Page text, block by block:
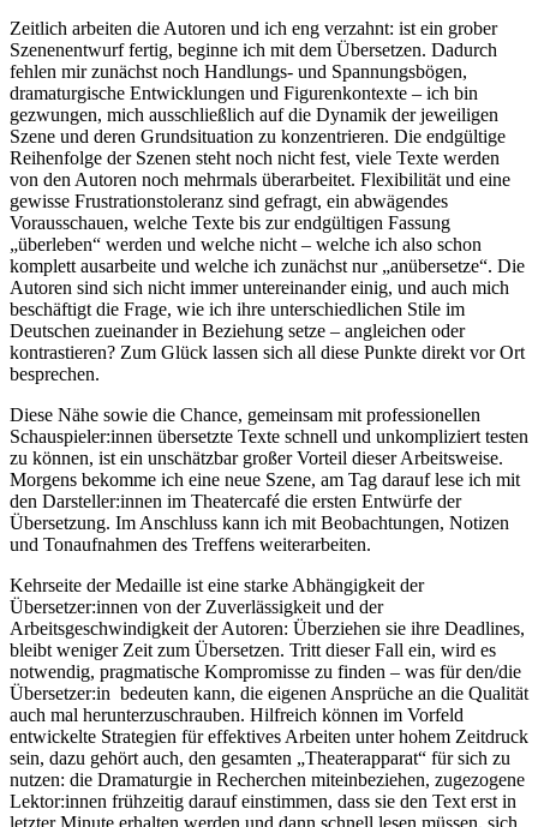
Zeitlich arbeiten die Autoren und ich eng verzahnt: ist ein grober
Szenenentwurf fertig, beginne ich mit dem Übersetzen. Dadurch
fehlen mir zunächst noch Handlungs- und Spannungsbögen,
dramaturgische Entwicklungen und Figurenkontexte – ich bin
gezwungen, mich ausschließlich auf die Dynamik der jeweiligen
Szene und deren Grundsituation zu konzentrieren. Die endgültige
Reihenfolge der Szenen steht noch nicht fest, viele Texte werden
von den Autoren noch mehrmals überarbeitet. Flexibilität und eine
gewisse Frustrationstoleranz sind gefragt, ein abwägendes
Vorausschauen, welche Texte bis zur endgültigen Fassung
„überleben“ werden und welche nicht – welche ich also schon
komplett ausarbeite und welche ich zunächst nur „anübersetze“. Die
Autoren sind sich nicht immer untereinander einig, und auch mich
beschäftigt die Frage, wie ich ihre unterschiedlichen Stile im
Deutschen zueinander in Beziehung setze – angleichen oder
kontrastieren? Zum Glück lassen sich all diese Punkte direkt vor Ort
besprechen.
Diese Nähe sowie die Chance, gemeinsam mit professionellen
Schauspieler:innen übersetzte Texte schnell und unkompliziert testen
zu können, ist ein unschätzbar großer Vorteil dieser Arbeitsweise.
Morgens bekomme ich eine neue Szene, am Tag darauf lese ich mit
den Darsteller:innen im Theatercafé die ersten Entwürfe der
Übersetzung. Im Anschluss kann ich mit Beobachtungen, Notizen
und Tonaufnahmen des Treffens weiterarbeiten.
Kehrseite der Medaille ist eine starke Abhängigkeit der
Übersetzer:innen von der Zuverlässigkeit und der
Arbeitsgeschwindigkeit der Autoren: Überziehen sie ihre Deadlines,
bleibt weniger Zeit zum Übersetzen. Tritt dieser Fall ein, wird es
notwendig, pragmatische Kompromisse zu finden – was für den/die
Übersetzer:in bedeuten kann, die eigenen Ansprüche an die Qualität
auch mal herunterzuschrauben. Hilfreich können im Vorfeld
entwickelte Strategien für effektives Arbeiten unter hohem Zeitdruck
sein, dazu gehört auch, den gesamten „Theaterapparat“ für sich zu
nutzen: die Dramaturgie in Recherchen miteinbeziehen, zugezogene
Lektor:innen frühzeitig darauf einstimmen, dass sie den Text erst in